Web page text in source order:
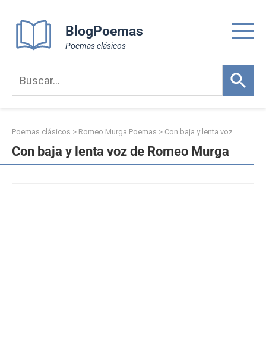
content
BlogPoemas
Poemas clásicos
Poemas clásicos > Romeo Murga Poemas > Con baja y lenta voz
Con baja y lenta voz de Romeo Murga